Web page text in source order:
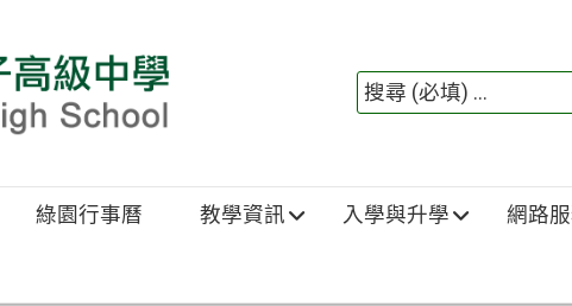
綠園行事曆 教學資訊 入學與升學 網路